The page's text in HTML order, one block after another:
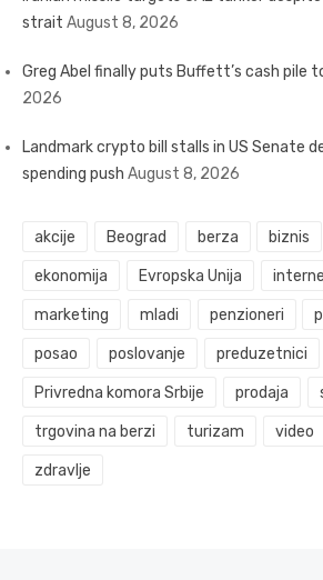
strait August 8, 2026
Greg Abel finally puts Buffett’s cash pile
2026
Landmark crypto bill stalls in US Senate
spending push August 8, 2026
akcije Beograd berza biznis
ekonomija Evropska Unija
marketing mladi penzioneri
posao poslovanje preduzetnici
Privredna komora Srbije prodaja
trgovina na berzi turizam video
zdravlje